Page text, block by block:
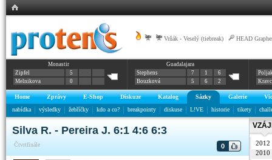
Vrňák - Veselý (tiebreak) HEAD
Monastir
Zipfel
5
Melnikova
0
Guadalajara
Stephens
7 1
6
Bouzková
5 6 2
Home Zprávy E-Shop Diskuze Katalog Sázky Galerie
nabídka
výsledky žebříčky kdo a co? breakpointy diskuse L!VE historie tikety
Silva R. - Pereira J. 6:1 4:6 6:3
Čtvrtfinále 0
2012
2010